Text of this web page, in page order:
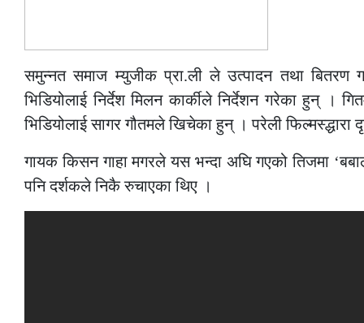
समुन्नत समाज म्युजीक प्रा.ली ले उत्पादन तथा बितरण
भिडियोलाई निर्देश मिलन कार्कीले निर्देशन गरेका हुन्
भिडियोलाई सागर गौतमले खिचेका हुन् । परेली फिल्मस्द्धारा
गायक किसन गाहा मगरले यस भन्दा अघि गएको तिजमा
पनि दर्शकले निकै रुचाएका थिए ।